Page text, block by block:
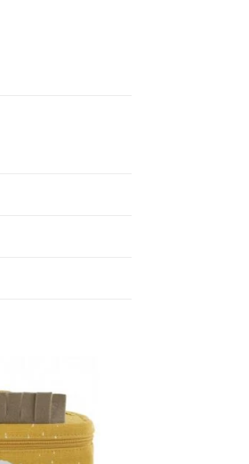
Add to
wishlist